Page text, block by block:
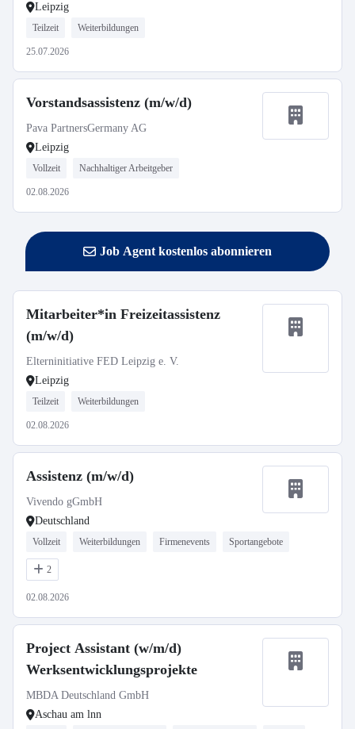
Leipzig
Teilzeit Weiterbildungen
25.07.2026
Vorstandsassistenz (m/w/d)
Pava PartnersGermany AG
Leipzig
Vollzeit Nachhaltiger Arbeitgeber
02.08.2026
Job Agent kostenlos abonnieren
Mitarbeiter*in Freizeitassistenz
(m/w/d)
Elterninitiative FED Leipzig e. V.
Leipzig
Teilzeit Weiterbildungen
02.08.2026
Assistenz (m/w/d)
Vivendo gGmbH
Deutschland
Vollzeit Weiterbildungen Firmenevents Sportangebote
2
02.08.2026
Project Assistant (w/m/d)
Werksentwicklungsprojekte
MBDA Deutschland GmbH
Aschau am lnn